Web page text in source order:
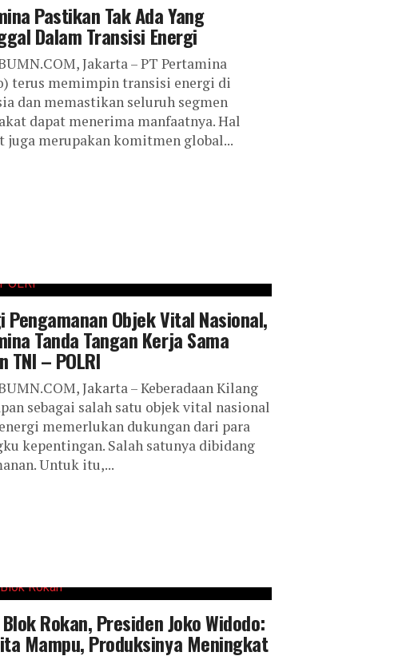
Pastikan Tak Ada Yang
Dalam Transisi Energi
Jakarta – PT Pertamina
terus memimpin transisi energi di
dan memastikan seluruh segmen
dapat menerima manfaatnya. Hal
juga merupakan komitmen global...
Pengamanan Objek Vital Nasional,
Tanda Tangan Kerja Sama
TNI – POLRI
Jakarta – Keberadaan Kilang
sebagai salah satu objek vital nasional
memerlukan dukungan dari para
kepentingan. Salah satunya dibidang
Untuk itu,...
Rokan, Presiden Joko Widodo:
Mampu, Produksinya Meningkat